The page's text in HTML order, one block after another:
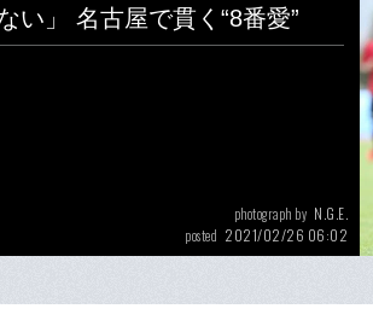
い」 名古屋で貫く“8番愛”
photograph by N.G.E.
posted 2021/02/26 06:02